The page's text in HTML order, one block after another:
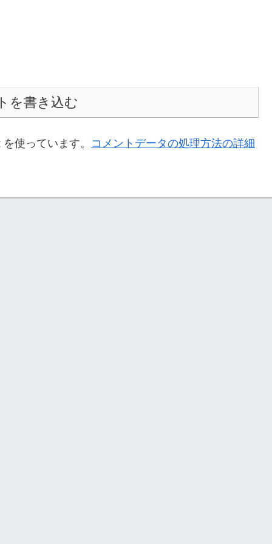
を書き込む
使っています。 コメントデータの処理方法の詳細